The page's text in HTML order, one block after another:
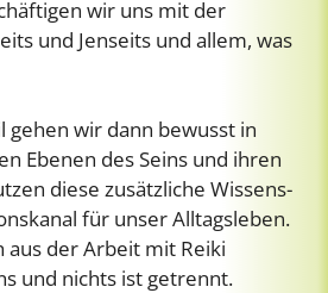
wir uns mit der
und Jenseits und allem, was
gehen wir dann bewusst in
Ebenen des Seins und ihren
diese zusätzliche Wissens-
für unser Alltagsleben.
aus der Arbeit mit Reiki
und nichts ist getrennt.